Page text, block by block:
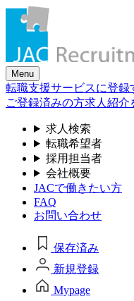
Menu
転職支援サービスに登録
ご登録済みの方求人紹介
求人検索
転職希望者
採用担当者
会社概要
JACで働きたい方
FAQ
お問い合わせ
保存済み
新規登録
Mypage